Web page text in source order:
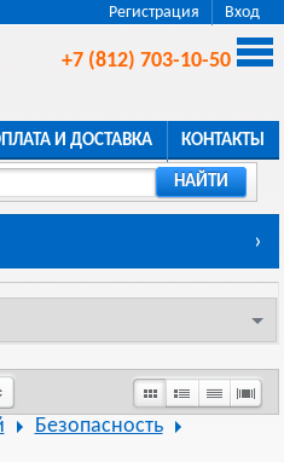
Регистрация Вход
+7 (812) 703-10-50
И ДОСТАВКА КОНТАКТЫ
НАЙТИ
›
Безопасность